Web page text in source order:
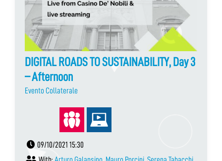
DIGITAL ROADS TO SUSTAINABILITY, Day 3
– Afternoon
Evento Collaterale
09/10/2021 15:30